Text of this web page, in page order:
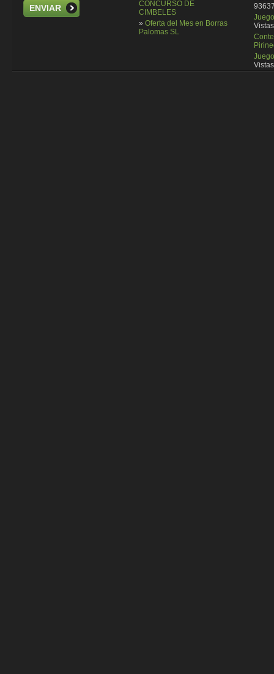
ENVIAR
CONCURSO DE
CIMBELES
» Oferta del Mes en Borras
Palomas SL
Vistas
Vistas